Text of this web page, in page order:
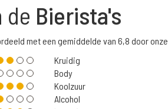
de Bierista's
met een gemiddelde van 6,8 door onze
Kruidig
Body
Koolzuur
Alcohol